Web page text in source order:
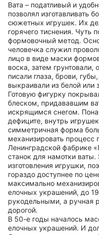
Вата – податливый и
позволял изготавливать
сюжетных игрушек. Их
горячего тиснения. Чуть
формовочный метод.
человечка служил
лицо в виде маски
воска, затем
писали глаза, брови,
выкраивали из белой или
Готовую фигурку
блеском, придававшим
искрящимся снегом.
дефиците, внутрь
симметричная форма
механизировать процесс
Ленинградской фабрике
станок для намотки
изготовления игрушки,
гораздо доступнее по
максимально
елочных украшений, до
рукодельными, а ручная
дорогой.
В 50-е годы началось
елочных украшений. И